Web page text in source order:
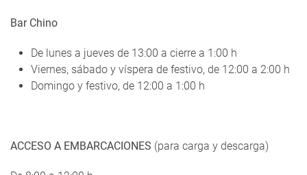
Bar Chino
De lunes a jueves de 13:00 a cierre a 1:00 h
Viernes, sábado y víspera de festivo, de 12:00 a 2:00 h
Domingo y festivo, de 12:00 a 1:00 h
ACCESO A EMBARCACIONES (para carga y descarga)